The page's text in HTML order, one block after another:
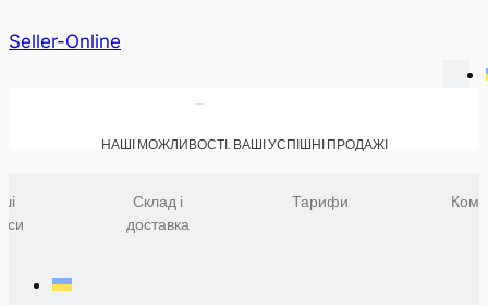
Seller-Online
НАШІ МОЖЛИВОСТІ. ВАШІ УСПІШНІ ПРОДАЖІ
Склад і
доставка
Тарифи